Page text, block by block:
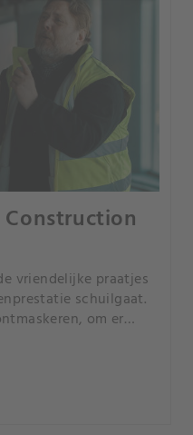
vriendelijke praatjes
schuilgaat.
om er